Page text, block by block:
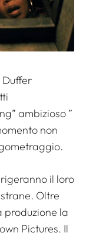
ambizioso ”
non
il loro
. Oltre
produzione la
Pictures. Il